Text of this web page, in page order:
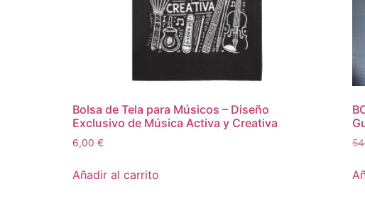
Bolsa de Tela para Músicos – Diseño
Exclusivo de Música Activa y Creativa
6,00 €
Añadir al carrito